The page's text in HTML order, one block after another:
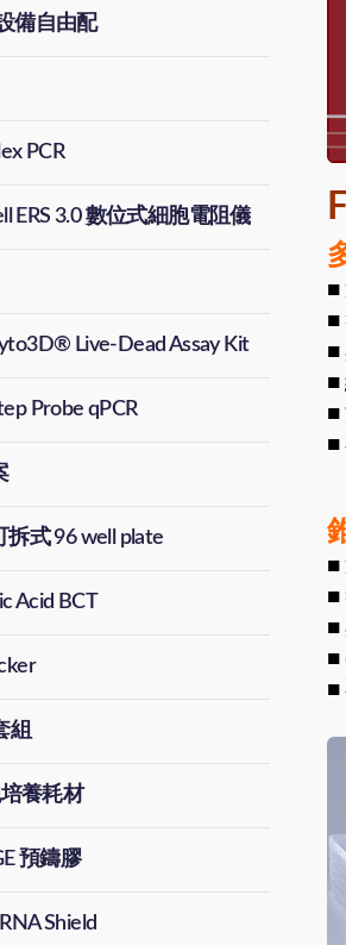
備自由配
PCR
ERS 3.0 數位式細胞電阻儀
Live-Dead Assay Kit
Probe qPCR
拆式 96 well plate
Acid BCT
組
培養耗材
預鑄膠
Shield
■
■
■
■
■
■
■
■
■
■
■